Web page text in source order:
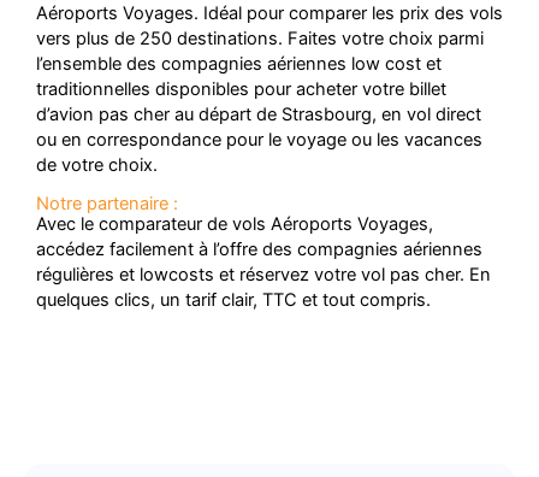
Aéroports Voyages. Idéal pour comparer les prix des vols
vers plus de 250 destinations. Faites votre choix parmi
l’ensemble des compagnies aériennes low cost et
traditionnelles disponibles pour acheter votre billet
d’avion pas cher au départ de Strasbourg, en vol direct
ou en correspondance pour le voyage ou les vacances
de votre choix.
Notre partenaire :
Avec le comparateur de vols Aéroports Voyages,
accédez facilement à l’offre des compagnies aériennes
régulières et lowcosts et réservez votre vol pas cher. En
quelques clics, un tarif clair, TTC et tout compris.